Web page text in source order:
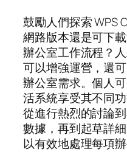
鼓勵人們探索 WPS
網路版本還是可下
辦公室工作流程？
可以增強運營，還
辦公室需求。個人
活系統享受其不同
從進行熱烈的討論
數據，再到起草詳
以有效地處理每項辦